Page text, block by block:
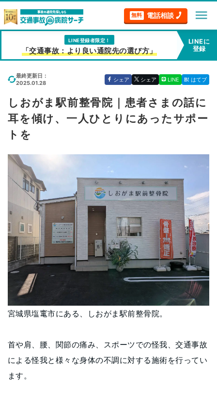
無料 電話相談 menu
LINE登録者限定！
「交通事故：より良い通院先の選び方」
LINEに
登録
最終更新日：
2025.01.28
シェア シェア LINE はてブ
しおがま駅前整骨院｜患者さまの話に
耳を傾け、一人ひとりにあったサポー
トを
宮城県塩竃市にある、しおがま駅前整骨院。
首や肩、腰、関節の痛み、スポーツでの怪我、交通事故
による怪我と様々な身体の不調に対する施術を行ってい
ます。